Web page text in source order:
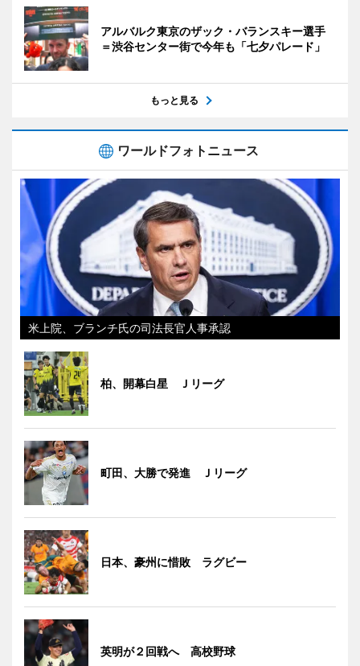
アルバルク東京のザック・バランスキー選手
＝渋谷センター街で今年も「七夕パレード」
もっと見る
ワールドフォトニュース
米上院、ブランチ氏の司法長官人事承認
柏、開幕白星 Ｊリーグ
町田、大勝で発進 Ｊリーグ
日本、豪州に惜敗 ラグビー
英明が２回戦へ 高校野球